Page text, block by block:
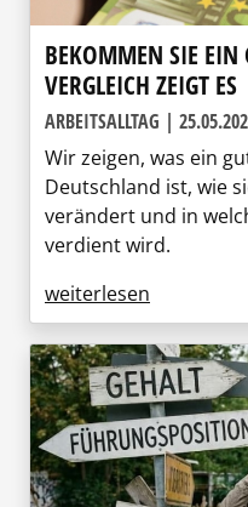
BEKOMMEN SIE EIN
VERGLEICH ZEIGT ES
ARBEITSALLTAG |
Wir zeigen, was ein
Deutschland ist, wie
verändert und in
verdient wird.
weiterlesen